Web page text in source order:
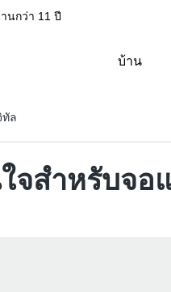
นกว่า 11 ปี
บ้าน
ทัล
จสำหรับจอ